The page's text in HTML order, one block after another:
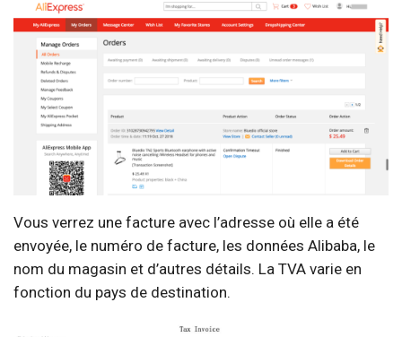
Vous verrez une facture avec l’adresse où elle a été
envoyée, le numéro de facture, les données Alibaba, le
nom du magasin et d’autres détails. La TVA varie en
fonction du pays de destination.